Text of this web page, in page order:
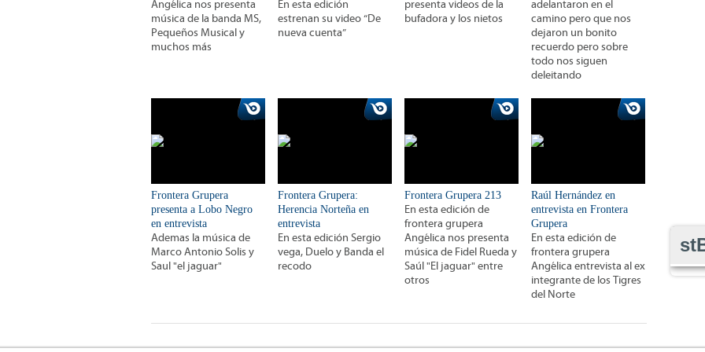
Angélica nos presenta
música de la banda MS,
Pequeños Musical y
muchos más
En esta edición
estrenan su video “De
nueva cuenta”
presenta videos de la
bufadora y los nietos
adelantaron en el
camino pero que nos
dejaron un bonito
recuerdo pero sobre
todo nos siguen
deleitando
Frontera Grupera
presenta a Lobo Negro
en entrevista
Ademas la música de
Marco Antonio Solis y
Saul "el jaguar"
Frontera Grupera:
Herencia Norteña en
entrevista
En esta edición Sergio
vega, Duelo y Banda el
recodo
Frontera Grupera 213
En esta edición de
frontera grupera
Angélica nos presenta
música de Fidel Rueda y
Saúl "El jaguar" entre
otros
Raúl Hernández en
entrevista en Frontera
Grupera
En esta edición de
frontera grupera
Angélica entrevista al ex
integrante de los Tigres
del Norte